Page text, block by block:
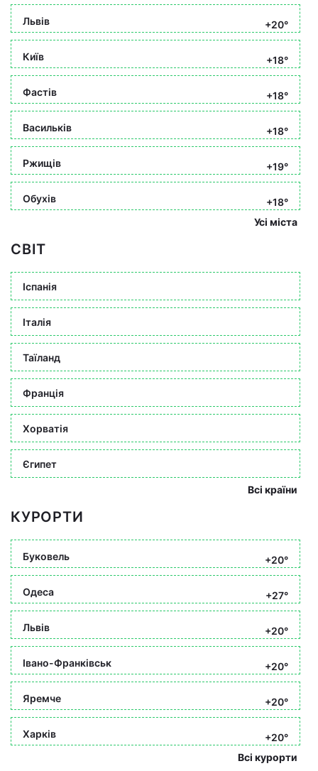
Львів +20°
Київ +18°
Фастів +18°
Васильків +18°
Ржищів +19°
Обухів
+18°
Усі міста
СВІТ
Іспанія
Італія
Таїланд
Франція
Хорватія
Єгипет
Всі країни
КУРОРТИ
Буковель +20°
Одеса +27°
Львів +20°
Івано-Франківськ +20°
Яремче +20°
Харків
+20°
Всі курорти